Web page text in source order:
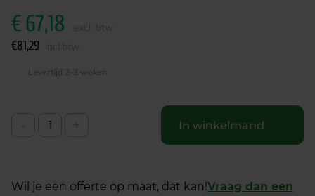
€67,18
€81,29
Levertijd 2-3 weken
In winkelmand
Wil je een offerte op maat, dat kan!Vraag dan een